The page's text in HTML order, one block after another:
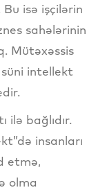
isə işçilərin
sahələrinin
Mütəxəssis
intellekt
ilə bağlıdır.
insanları
etmə,
olma